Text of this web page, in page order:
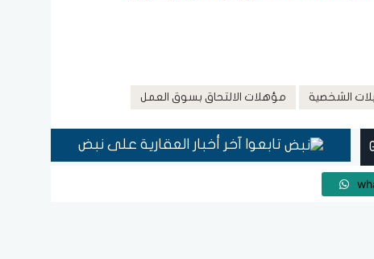
الشخصية مؤهلات الالتحاق بسوق العمل
تابعوا آخر أخبار العقارية على نبض